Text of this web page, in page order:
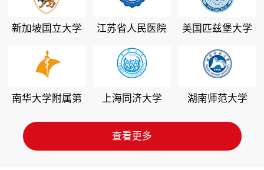
新加坡国立大学 江苏省人民医院 美国匹兹堡大学
南华大学附属第
上海同济大学 湖南师范大学
查看更多